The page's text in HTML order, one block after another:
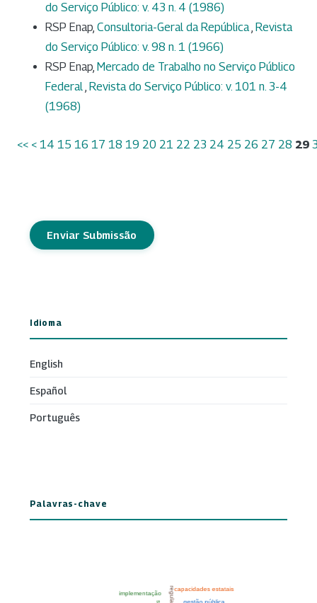
do Serviço Público: v. 43 n. 4 (1986)
RSP Enap, Consultoria-Geral da República, Revista
do Serviço Público: v. 98 n. 1 (1966)
RSP Enap, Mercado de Trabalho no Serviço Público
Federal, Revista do Serviço Público: v. 101 n. 3-4
(1968)
<< < 14 15 16 17 18 19 20 21 22 23 24 25 26 27 28 29
Enviar Submissão
Idioma
English
Español
Português
Palavras-chave